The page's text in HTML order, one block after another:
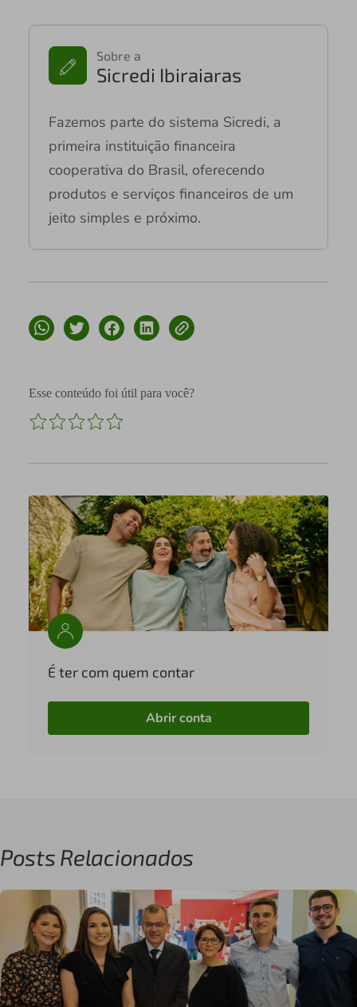
Sobre a
Sicredi Ibiraiaras
Fazemos parte do sistema Sicredi, a
primeira instituição financeira
cooperativa do Brasil, oferecendo
produtos e serviços financeiros de um
jeito simples e próximo.
Esse conteúdo foi útil para você?
É ter com quem contar
Abrir conta
Posts Relacionados